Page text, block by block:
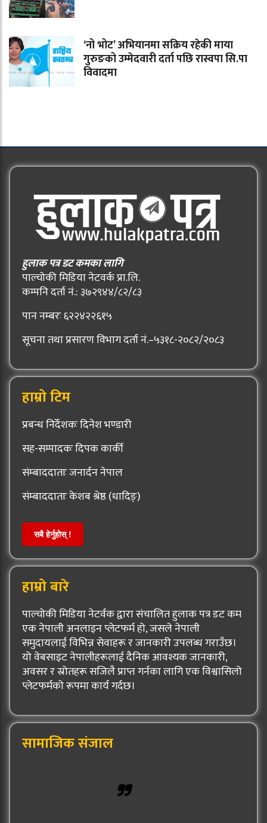
‘नो भोट’ अभियानमा सक्रिय रहेकी माया
गुरुङको उम्मेदवारी दर्ता पछि रास्वपा सि.पा
विवादमा
हुलाक पत्र डट कमका लागि
पाल्चोकी मिडिया नेटवर्क प्रा.लि.
कम्पनि दर्ता नं.: ३७२९४४/८२/८३
पान नम्बरः ६२२४२२६१५
सूचना तथा प्रसारण विभाग दर्ता नं.–५३१८-२०८२/२०८३
हाम्रो टिम
प्रबन्ध निर्देशकः दिनेश भण्डारी
सह-सम्पादकः दिपक कार्की
संम्बाददाताः जनार्दन नेपाल
संम्बाददाताः केशब श्रेष्ठ (धादिङ्)
सबै हेर्नुहोस् !
हाम्रो बारे
पाल्चोकी मिडिया नेटर्वक द्वारा संचालित हुलाक पत्र डट कम
एक नेपाली अनलाइन प्लेटफर्म हो, जसले नेपाली
समुदायलाई विभिन्न सेवाहरू र जानकारी उपलब्ध गराउँछ।
यो वेबसाइट नेपालीहरूलाई दैनिक आवश्यक जानकारी,
अवसर र स्रोतहरू सजिलै प्राप्त गर्नका लागि एक विश्वासिलो
प्लेटफर्मको रूपमा कार्य गर्दछ।
सामाजिक संजाल